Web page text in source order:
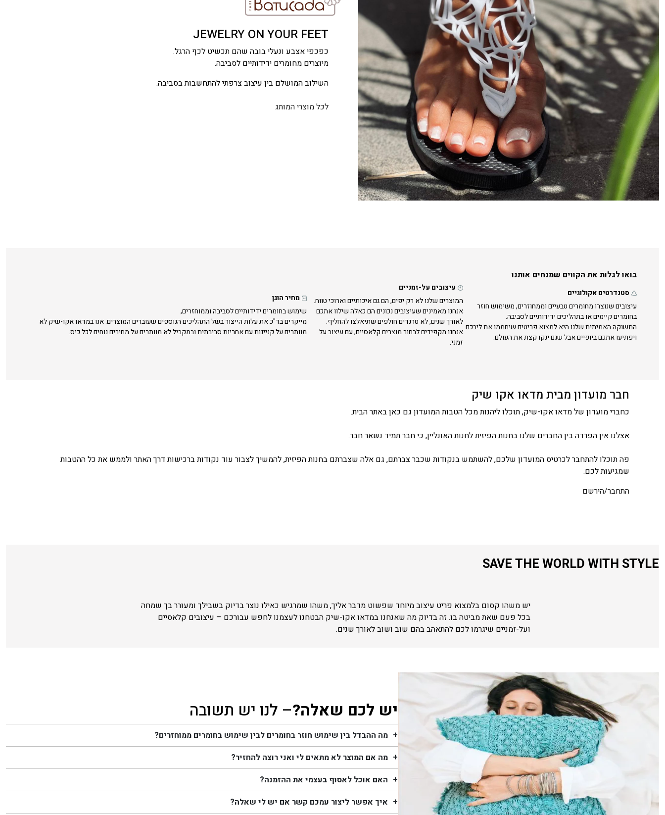
JEWELRY ON YOUR FEET
כפכפי אצבע ונעלי בובה שהם תכשיט לכף הרגל.
מיוצרים מחומרים ידידותיים לסביבה.
השילוב המושלם בין עיצוב צרפתי להתחשבות בסביבה.
לכל מוצרי המותג
בואו לגלות את הקווים שמנחים אותנו
סטנדרטים אקולוגיים
עיצובים שנוצרו מחומרים טבעיים וממחוזרים, משימוש חוזר
בחומרים קיימים או בתהליכים ידידותיים לסביבה.
התשוקה האמיתית שלנו היא למצוא פריטים שיחממו את ליבכם
ויפתיעו אתכם ביופיים אבל שגם ינקו קצת את העולם.
עיצובים על-זמניים
המוצרים שלנו לא רק יפים, הם גם איכותיים וארוכי טווח.
אנחנו מאמינים שעיצובים נכונים הם כאלה שילוו אתכם
לאורך שנים, לא טרנדים חולפים שתיאלצו להחליף.
אנחנו מקפידים לבחור מוצרים קלאסיים, עם עיצוב על
זמני.
מחיר הוגן
שימוש בחומרים ידידותיים לסביבה וממוחזרים,
מייקרים בד"כ את עלות הייצור בשל התהליכים הנוספים שעוברים המוצרים. אנו במדאו אקו-שיק לא
מוותרים על קניינות עם אחריות סביבתית ובמקביל לא מוותרים על מחירים נוחים לכל כיס.
חבר מועדון מבית מדאו אקו שיק
כחברי מועדון של מדאו אקו-שיק, תוכלו ליהנות מכל הטבות המועדון גם כאן באתר הבית.
אצלנו אין הפרדה בין החברים שלנו בחנות הפיזית לחנות האונליין, כי חבר תמיד נשאר חבר.
פה תוכלו להתחבר לכרטיס המועדון שלכם, להשתמש בנקודות שכבר צברתם, גם אלה שצברתם בחנות הפיזית, להמשיך לצבור עוד נקודות ברכישות דרך האתר ולממש את כל ההטבות
שמגיעות לכם.
התחבר/הירשם
SAVE THE WORLD WITH STYLE
יש משהו קסום בלמצוא פריט עיצוב מיוחד שפשוט מדבר אליך, משהו שמרגיש כאילו נוצר בדיוק בשבילך ומעורר בך שמחה
בכל פעם שאת מביטה בו. זה בדיוק מה שאנחנו במדאו אקו-שיק הבטחנו לעצמנו לחפש עבורכם – עיצובים קלאסיים
ועל-זמניים שיגרמו לכם להתאהב בהם שוב ושוב לאורך שנים.
יש לכם שאלה?– לנו יש תשובה
מה ההבדל בין שימוש חוזר בחומרים לבין שימוש בחומרים ממוחזרים?
מה אם המוצר לא מתאים לי ואני רוצה להחזיר?
האם אוכל לאסוף בעצמי את ההזמנה?
איך אפשר ליצור עמכם קשר אם יש לי שאלה?